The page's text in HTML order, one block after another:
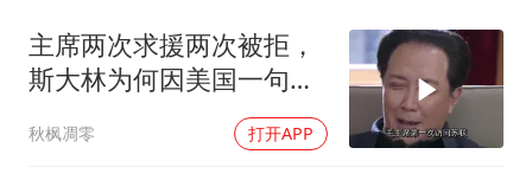
主席两次求援两次被拒，
斯大林为何因美国一句话
秋枫凋零 打开APP